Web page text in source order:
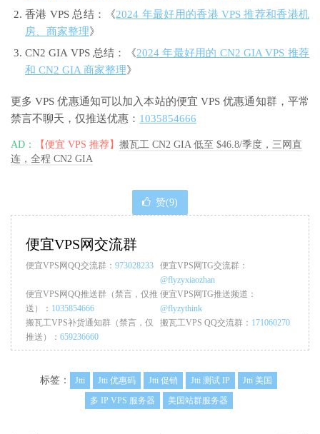
香港 VPS 总结：《2024 年最好用的香港 VPS 推荐和香港机
房、商家整理》
CN2 GIA VPS 总结：《2024 年最好用的 CN2 GIA VPS 推荐
和 CN2 GIA 商家整理》
更多 VPS 优惠通知可以加入本站的便宜 VPS 优惠通知群，平常
禁言不聊天，仅推送优惠： 1035854666
AD： 【便宜 VPS 推荐】 搬瓦工 CN2 GIA 低至 $46.8/季度，三网直
连，全程 CN2 GIA
赞(9)
便宜VPS网交流群
便宜VPS网QQ交流群： 973028233
便宜VPS网TG交流群：
@flyzyxiaozhan
便宜VPS网QQ推送群（禁言，仅推
送）： 1035854666
便宜VPS网TG推送频道：
@flyzythink
搬瓦工VPS补货通知群（禁言，仅
推送）： 659236660
搬瓦工VPS QQ交流群： 171060270
标签： Jtti Jtti 优惠码 Jtti 促销 Jtti 测试 IP
Jtti 美国
多 IP VPS 服务器
美国站群服务器